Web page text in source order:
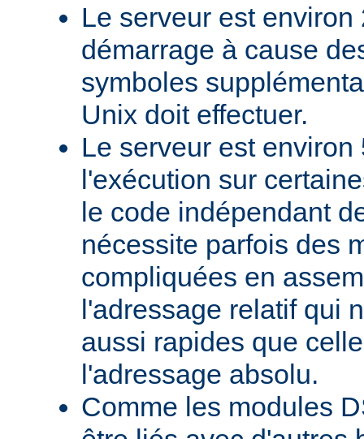
Le serveur est
démarrage à cause
symboles
Unix doit effectuer.
Le serveur est environ
l'exécution sur
le code indépendant
nécessite parfois des
compliquées en
l'adressage relatif qui
aussi rapides que
l'adressage absolu.
Comme les modules